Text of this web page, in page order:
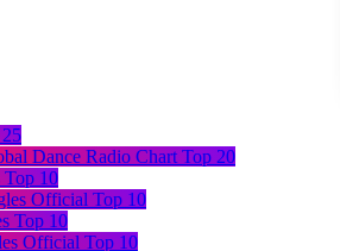
Dance Radio Chart Top 20
10
Official Top 10
Top 10
Official Top 10